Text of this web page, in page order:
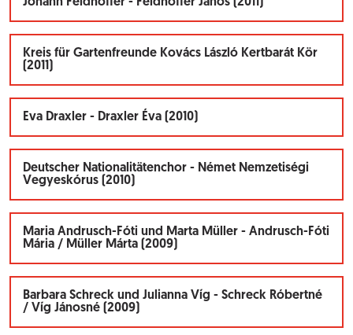
Kreis für Gartenfreunde Kovács László Kertbarát Kör
(2011)
Eva Draxler - Draxler Éva (2010)
Deutscher Nationalitätenchor - Német Nemzetiségi
Vegyeskórus (2010)
Maria Andrusch-Fóti und Marta Müller - Andrusch-Fóti
Mária / Müller Márta (2009)
Barbara Schreck und Julianna Víg - Schreck Róbertné
/ Víg Jánosné (2009)